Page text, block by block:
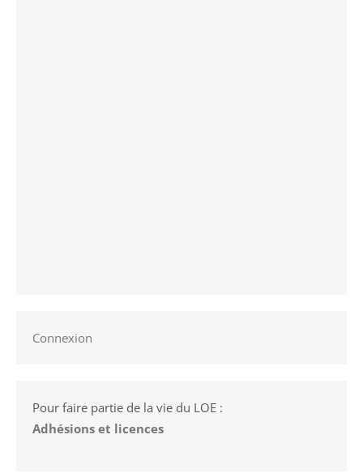
Connexion
Pour faire partie de la vie du LOE :
Adhésions et licences